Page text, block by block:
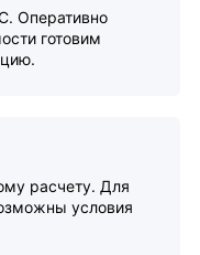
Оперативно
готовим
расчету. Для
условия